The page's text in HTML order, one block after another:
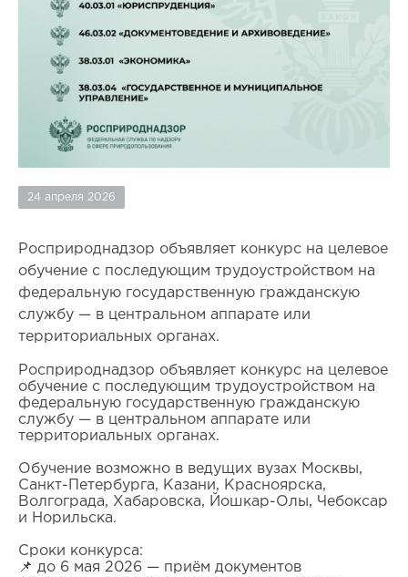
24 апреля 2026
Росприроднадзор объявляет конкурс на целевое
обучение с последующим трудоустройством на
федеральную государственную гражданскую
службу — в центральном аппарате или
территориальных органах.
Росприроднадзор объявляет конкурс на целевое
обучение с последующим трудоустройством на
федеральную государственную гражданскую
службу — в центральном аппарате или
территориальных органах.
Обучение возможно в ведущих вузах Москвы,
Санкт-Петербурга, Казани, Красноярска,
Волгограда, Хабаровска, Йошкар-Олы, Чебоксар
и Норильска.
Сроки конкурса:
📌 до 6 мая 2026 — приём документов